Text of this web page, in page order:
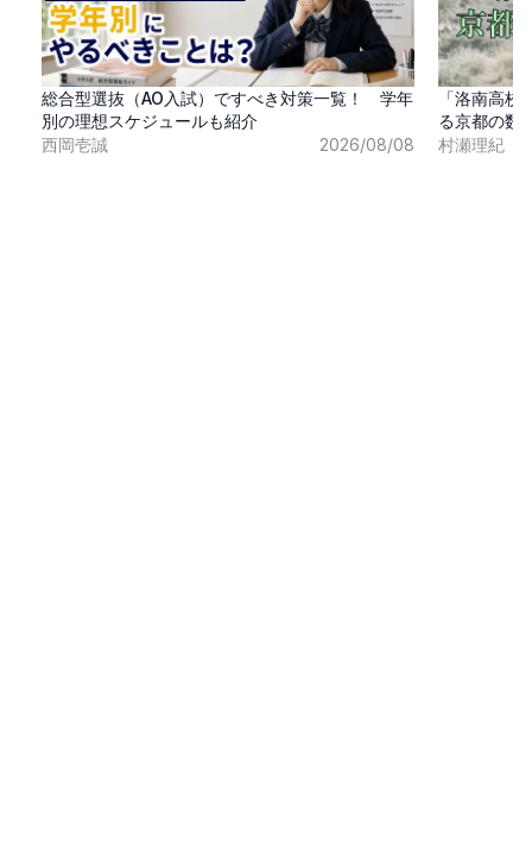
総合型選抜（AO入試）ですべき対策一覧！ 学年
別の理想スケジュールも紹介
西岡壱誠
2026/08/08
「洛南高
る京都の数
村瀬理紀